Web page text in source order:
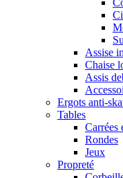
Assise
Chaise
Assis
Ergots anti-
Tables
Carrées
Rondes
Jeux
Propreté